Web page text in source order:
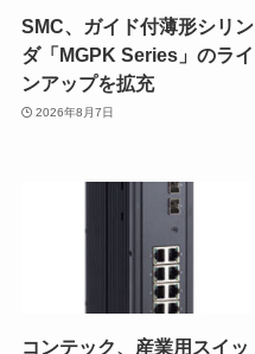
SMC、ガイド付薄形シリン
ダ「MGPK Series」のライ
ンアップを拡充
2026年8月7日
コンテック、産業用スイッ